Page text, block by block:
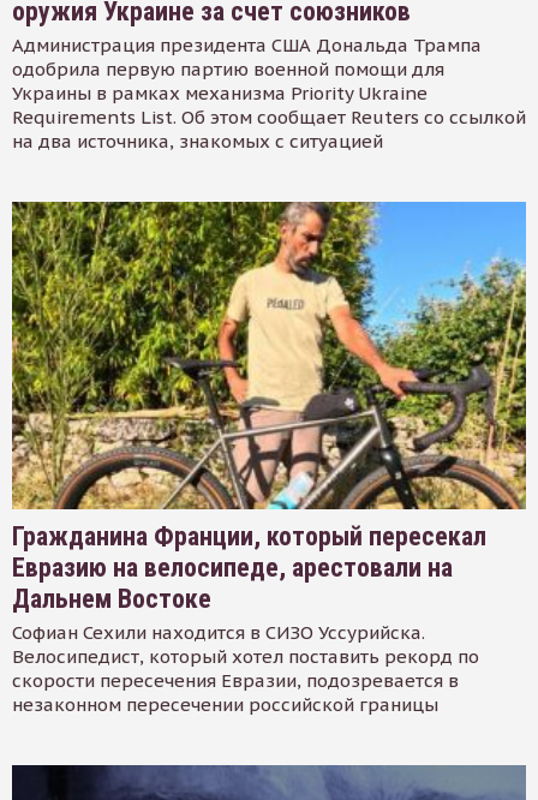
оружия Украине за счет союзников
Администрация президента США Дональда Трампа
одобрила первую партию военной помощи для
Украины в рамках механизма Priority Ukraine
Requirements List. Об этом сообщает Reuters со ссылкой
на два источника, знакомых с ситуацией
Гражданина Франции, который пересекал
Евразию на велосипеде, арестовали на
Дальнем Востоке
Софиан Сехили находится в СИЗО Уссурийска.
Велосипедист, который хотел поставить рекорд по
скорости пересечения Евразии, подозревается в
незаконном пересечении российской границы